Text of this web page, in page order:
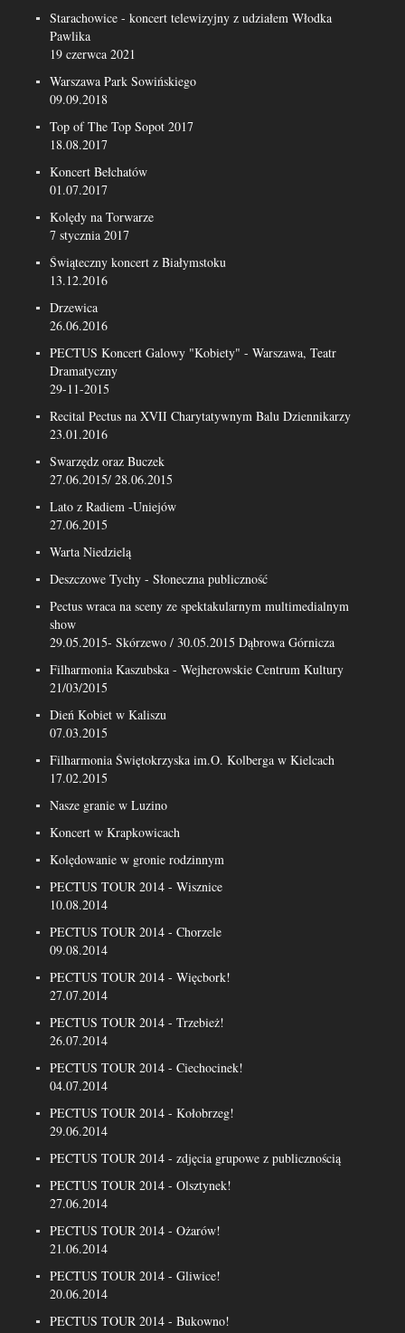
Starachowice - koncert telewizyjny z udziałem Włodka
Pawlika
19 czerwca 2021
Warszawa Park Sowińskiego
09.09.2018
Top of The Top Sopot 2017
18.08.2017
Koncert Bełchatów
01.07.2017
Kolędy na Torwarze
7 stycznia 2017
Świąteczny koncert z Białymstoku
13.12.2016
Drzewica
26.06.2016
PECTUS Koncert Galowy "Kobiety" - Warszawa, Teatr
Dramatyczny
29-11-2015
Recital Pectus na XVII Charytatywnym Balu Dziennikarzy
23.01.2016
Swarzędz oraz Buczek
27.06.2015/ 28.06.2015
Lato z Radiem -Uniejów
27.06.2015
Warta Niedzielą
Deszczowe Tychy - Słoneczna publiczność
Pectus wraca na sceny ze spektakularnym multimedialnym
show
29.05.2015- Skórzewo / 30.05.2015 Dąbrowa Górnicza
Filharmonia Kaszubska - Wejherowskie Centrum Kultury
21/03/2015
Dień Kobiet w Kaliszu
07.03.2015
Filharmonia Świętokrzyska im.O. Kolberga w Kielcach
17.02.2015
Nasze granie w Luzino
Koncert w Krapkowicach
Kolędowanie w gronie rodzinnym
PECTUS TOUR 2014 - Wisznice
10.08.2014
PECTUS TOUR 2014 - Chorzele
09.08.2014
PECTUS TOUR 2014 - Więcbork!
27.07.2014
PECTUS TOUR 2014 - Trzebież!
26.07.2014
PECTUS TOUR 2014 - Ciechocinek!
04.07.2014
PECTUS TOUR 2014 - Kołobrzeg!
29.06.2014
PECTUS TOUR 2014 - zdjęcia grupowe z publicznością
PECTUS TOUR 2014 - Olsztynek!
27.06.2014
PECTUS TOUR 2014 - Ożarów!
21.06.2014
PECTUS TOUR 2014 - Gliwice!
20.06.2014
PECTUS TOUR 2014 - Bukowno!